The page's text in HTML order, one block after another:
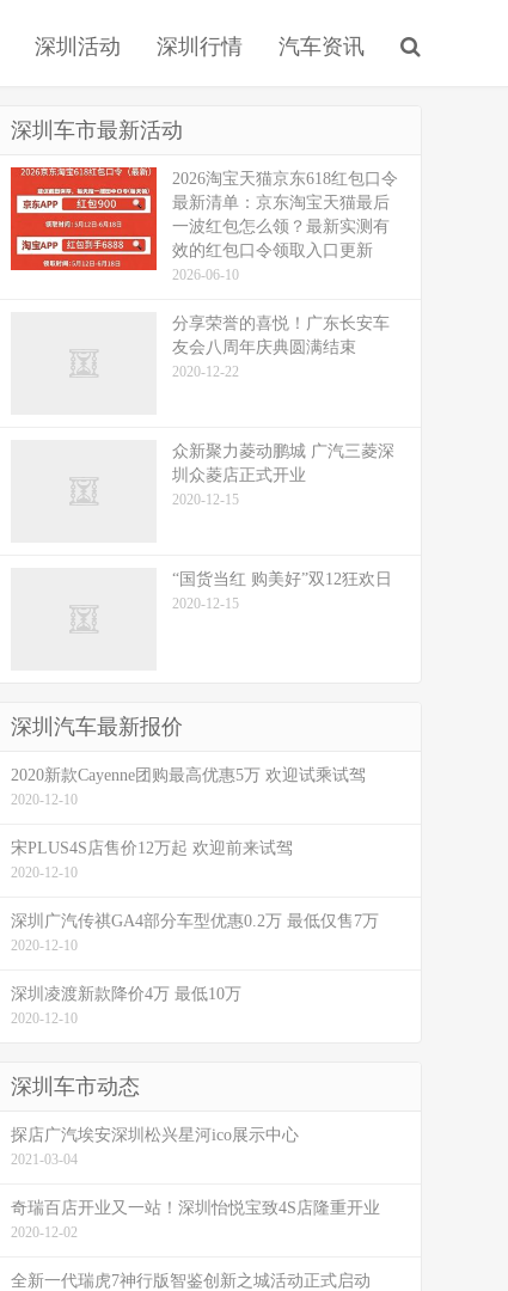
深圳活动 深圳行情 汽车资讯
深圳车市最新活动
2026淘宝天猫京东618红包口令
最新清单：京东淘宝天猫最后
一波红包怎么领？最新实测有
效的红包口令领取入口更新
2026-06-10
分享荣誉的喜悦！广东长安车
友会八周年庆典圆满结束
2020-12-22
众新聚力菱动鹏城 广汽三菱深
圳众菱店正式开业
2020-12-15
“国货当红 购美好”双12狂欢日
2020-12-15
深圳汽车最新报价
2020新款Cayenne团购最高优惠5万 欢迎试乘试驾
2020-12-10
宋PLUS4S店售价12万起 欢迎前来试驾
2020-12-10
深圳广汽传祺GA4部分车型优惠0.2万 最低仅售7万
2020-12-10
深圳凌渡新款降价4万 最低10万
2020-12-10
深圳车市动态
探店广汽埃安深圳松兴星河ico展示中心
2021-03-04
奇瑞百店开业又一站！深圳怡悦宝致4S店隆重开业
2020-12-02
全新一代瑞虎7神行版智鉴创新之城活动正式启动